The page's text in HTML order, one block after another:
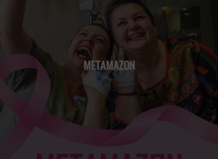
METAMAZON